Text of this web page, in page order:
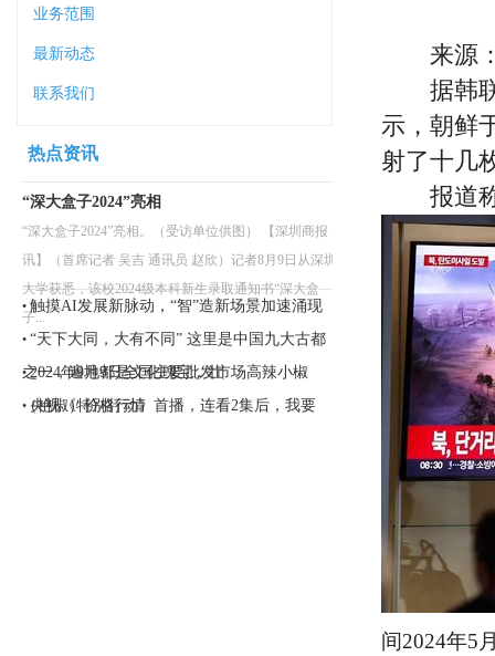
业务范围
最新动态
联系我们
热点资讯
“深大盒子2024”亮相
“深大盒子2024”亮相。（受访单位供图） 【深圳商报
讯】（首席记者 吴吉 通讯员 赵欣）记者8月9日从深圳
大学获悉，该校2024级本科新生录取通知书“深大盒
子...
• 触摸AI发展新脉动，“智”造新场景加速涌现
• “天下大同，大有不同” 这里是中国九大古都
之一，遍地都是文化瑰宝，壮
•2024年9月9日全国主要批发市场高辣小椒
（艳椒）价格行情
• 央视《特别行动》首播，连看2集后，我要
来源：
据韩联
示，朝鲜
射了十几
报道称
间2024年5